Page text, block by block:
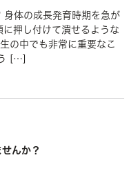
体の成長発育時期を急が
押し付けて潰せるような
の中でも非常に重要なこ
[…]
んか？